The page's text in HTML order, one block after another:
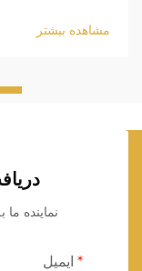
مشاهده بیشتر
نماینده
ایمیل